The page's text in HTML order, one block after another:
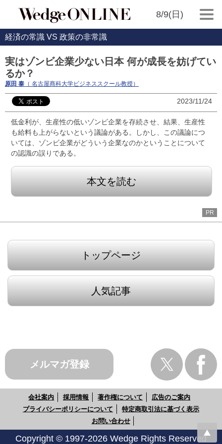
8/9(日)
経済の常識 VS 政策の非常識
実はゾンビ企業少ない日本 何が成長を妨げてい
るか？
原田 泰 （ 名古屋商科大学ビジネススクール教授）
2023/11/24
低金利が、生産性の低いゾンビ企業を存続させ、結果、生産性
も給料も上がらないという議論がある。しかし、この議論につ
いては、ゾンビ企業がどういう企業なのかということについて
の認識の誤りである。
本文を読む
PR
トップページ
人気記事
メルマガ登録
会社案内 採用情報 著作権について
広告のご案内
プライバシーポリシーについて
特定商取引法に基づく表示
お問い合わせ
Copyright © 1997-2026 Wedge Rights Reserved